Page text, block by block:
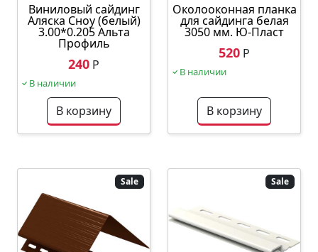
Виниловый сайдинг
Аляска Сноу (белый)
3.00*0.205 Альта
Профиль
240 Р
В наличии
В корзину
Околооконная планка
для сайдинга белая
3050 мм. Ю-Пласт
520 Р
В наличии
В корзину
Sale Sale